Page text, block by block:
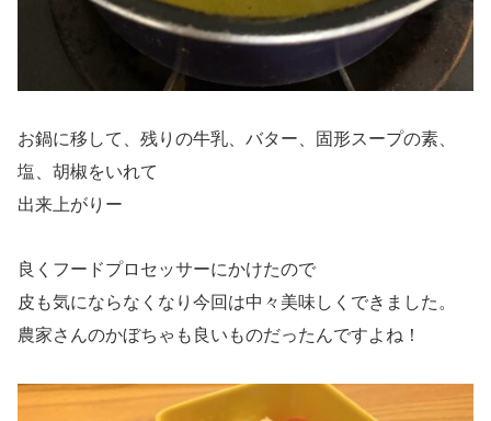
お鍋に移して、残りの牛乳、バター、固形スープの素、
塩、胡椒をいれて
出来上がりー
良くフードプロセッサーにかけたので
皮も気にならなくなり今回は中々美味しくできました。
農家さんのかぼちゃも良いものだったんですよね！